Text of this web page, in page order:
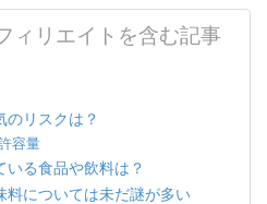
ィリエイトを含む記事
のリスクは？
容量
いる食品や飲料は？
料については未だ謎が多い